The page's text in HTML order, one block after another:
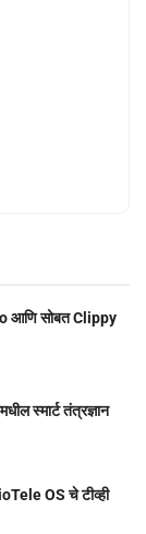
आणि सोबत Clippy
स्मार्ट तंत्रज्ञान
OS चे टीव्ही